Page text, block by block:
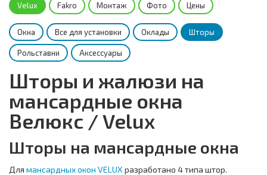
Velux Fakro Монтаж Фото Цены
Окна Все для установки Оклады Шторы
Рольставни Аксессуары
Шторы и жалюзи на
мансардные окна
Велюкс / Velux
Шторы на мансардные окна
Для мансардных окон VELUX разработано 4 типа штор.